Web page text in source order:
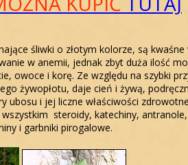
śliwki o złotym kolorze, są
w anemii, jednak zbyt duża ilość
owoce i korę. Ze względu na szybki
żywopłotu, daje cień i żywą,
ubosu i jej liczne właściwości
steroidy, katechiny,
i garbniki pirogalowe.